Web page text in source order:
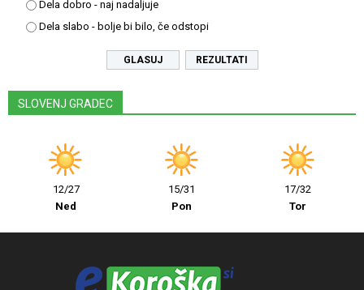
Dela dobro - naj nadaljuje
Dela slabo - bolje bi bilo, če odstopi
REZULTATI
SLOVENJ GRADEC
12/27
Ned
15/31
Pon
17/32
Tor